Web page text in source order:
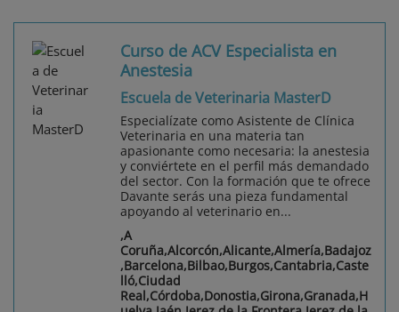
Curso de ACV Especialista en
Anestesia
Escuela de Veterinaria MasterD
Especialízate como Asistente de Clínica
Veterinaria en una materia tan
apasionante como necesaria: la anestesia
y conviértete en el perfil más demandado
del sector. Con la formación que te ofrece
Davante serás una pieza fundamental
apoyando al veterinario en...
,A
Coruña,Alcorcón,Alicante,Almería,Badajoz
,Barcelona,Bilbao,Burgos,Cantabria,Caste
lló,Ciudad
Real,Córdoba,Donostia,Girona,Granada,H